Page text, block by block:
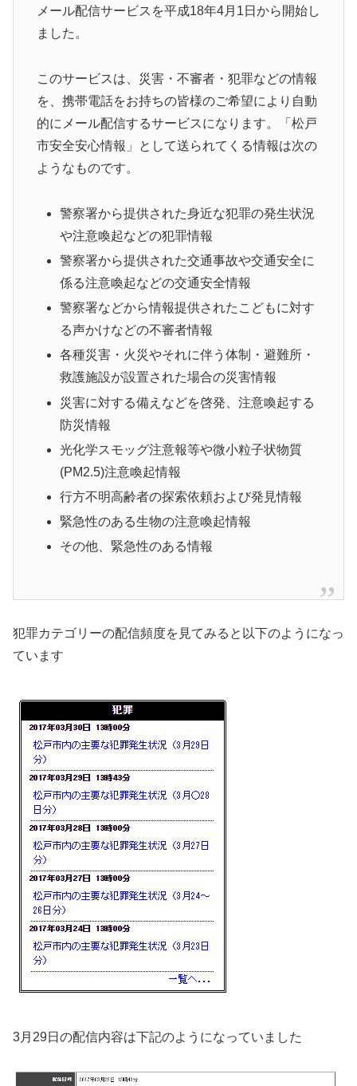
メール配信サービスを平成18年4月1日から開始し
ました。
このサービスは、災害・不審者・犯罪などの情報
を、携帯電話をお持ちの皆様のご希望により自動
的にメール配信するサービスになります。「松戸
市安全安心情報」として送られてくる情報は次の
ようなものです。
警察署から提供された身近な犯罪の発生状況
や注意喚起などの犯罪情報
警察署から提供された交通事故や交通安全に
係る注意喚起などの交通安全情報
警察署などから情報提供されたこどもに対す
る声かけなどの不審者情報
各種災害・火災やそれに伴う体制・避難所・
救護施設が設置された場合の災害情報
災害に対する備えなどを啓発、注意喚起する
防災情報
光化学スモッグ注意報等や微小粒子状物質
(PM2.5)注意喚起情報
行方不明高齢者の探索依頼および発見情報
緊急性のある生物の注意喚起情報
その他、緊急性のある情報
犯罪カテゴリーの配信頻度を見てみると以下のようになっ
ています
3月29日の配信内容は下記のようになっていました